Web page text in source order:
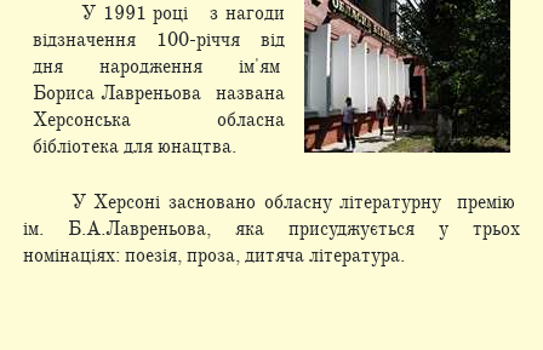
У 1991 році з нагоди
відзначення 100-річчя від
дня народження ім'ям
Бориса Лавреньова названа
Херсонська обласна
бібліотека для юнацтва.
У Херсоні засновано обласну літературну премію
ім. Б.А.Лавреньова, яка присуджується у трьох
номінаціях: поезія, проза, дитяча література.